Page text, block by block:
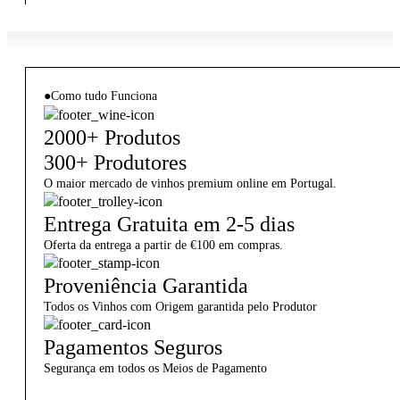
●Como tudo Funciona
2000+ Produtos
300+ Produtores
O maior mercado de vinhos premium online em Portugal.
Entrega Gratuita em 2-5 dias
Oferta da entrega a partir de €100 em compras.
Proveniência Garantida
Todos os Vinhos com Origem garantida pelo Produtor
Pagamentos Seguros
Segurança em todos os Meios de Pagamento